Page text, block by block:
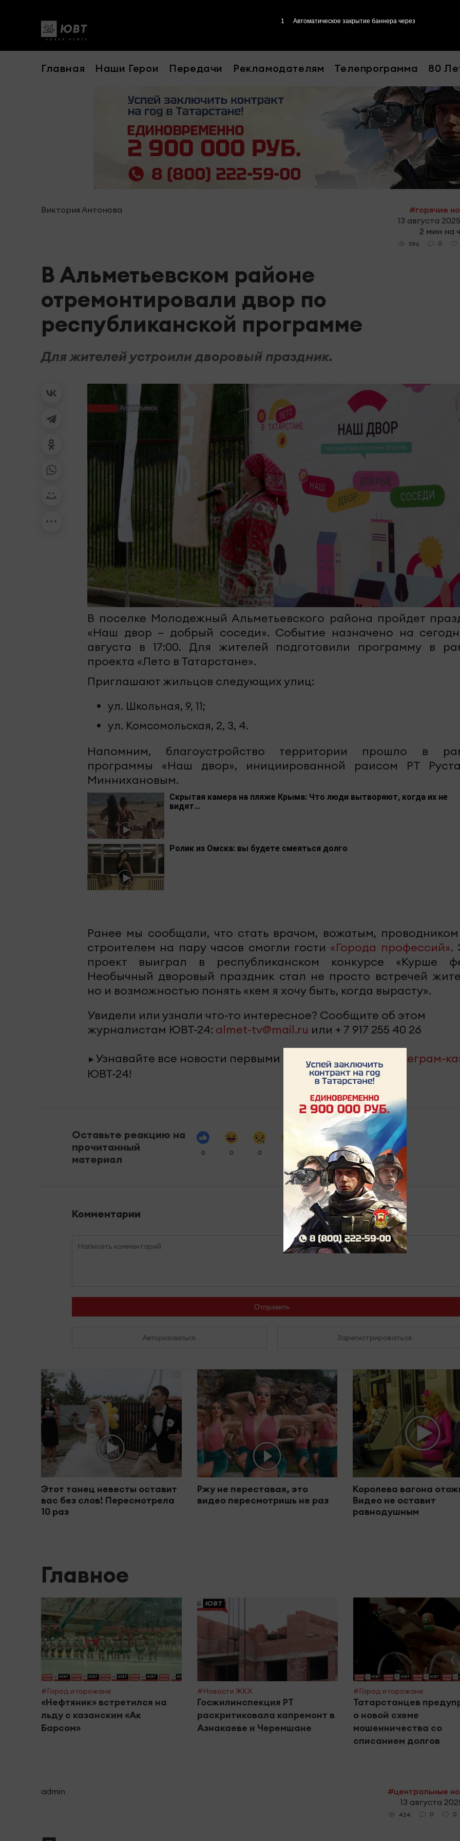
Главная Наши Герои Передачи Рекламодателям Телепрограмма 80
Виктория Антонова
#горячие
13 августа
2 мин на
596 0
В Альметьевском районе
отремонтировали двор по
республиканской программе
Для жителей устроили дворовый праздник.
В поселке Молодежный Альметьевского района пройдет
«Наш двор – добрый соседи». Событие назначено на
августа в 17:00. Для жителей подготовили программу в
проекта «Лето в Татарстане».
Приглашают жильцов следующих улиц:
ул. Школьная, 9, 11;
ул. Комсомольская, 2, 3, 4.
Напомним, благоустройство территории прошло в
программы «Наш двор», инициированной раисом РТ
Миннихановым.
Скрытая камера на пляже Крыма: Что люди вытворяют, когда их не
видят...
Ролик из Омска: вы будете смеяться долго
Ранее мы сообщали, что стать врачом, вожатым,
строителем на пару часов смогли гости «Города профессий».
проект выиграл в республиканском конкурсе «Курше
Необычный дворовый праздник стал не просто встречей
но и возможностью понять «кем я хочу быть, когда вырасту».
Увидели или узнали что-то интересное? Сообщите об этом
журналистам ЮВТ-24: almet-tv@mail.ru или + 7 917 255 40 26
► Узнавайте все новости первыми – подпишитесь на
телеграм-
ЮВТ-24!
Оставьте реакцию на
прочитанный
материал
0 0 0
Комментарии
Отправить
Авторизоваться Зарегистрироваться
i
Этот танец невесты оставит
вас без слов! Пересмотрела
10 раз
Ржу не переставая, это
видео пересмотришь не раз
Королева вагона
Видео не оставит
равнодушным
Главное
#Город и горожане
«Нефтяник» встретился на
льду с казанским «Ак
Барсом»
#Новости ЖКХ
Госжилинспекция РТ
раскритиковала капремонт в
Азнакаеве и Черемшане
#Город и горожане
Татарстанцев
о новой схеме
мошенничества со
списанием долгов
admin
#центральные
13 августа
424 0 0